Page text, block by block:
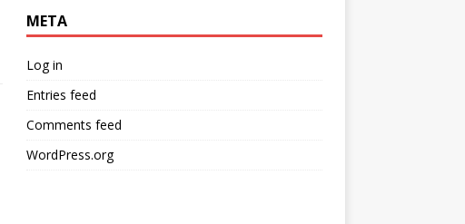
META
Log in
Entries feed
Comments feed
WordPress.org